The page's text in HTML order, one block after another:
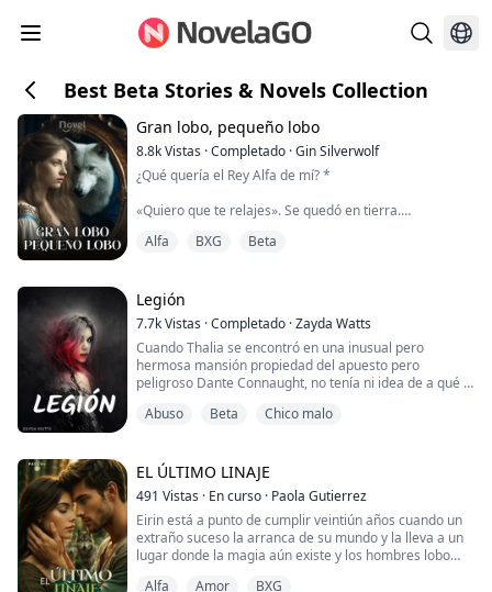
Best Beta Stories & Novels Collection
Gran lobo, pequeño lobo
8.8kVistas ·Completado ·Gin Silverwolf
¿Qué quería el Rey Alfa de mí? *
«Quiero que te relajes». Se quedó en tierra.
almohada para cubrirme. Sus ojos color avellana se
Su manada fue destruida.
Fue secuestrada.
Luego lo perdió todo.
Pero cuando Layla se despierta en una manada
extranjera sin recordar quién es ni cómo ...
Alfa BXG Beta
Legión
7.7kVistas ·Completado ·Zayda Watts
Cuando Thalia se encontró en una inusual pero
hermosa mansión propiedad del apuesto pero
peligroso Dante Connaught, no tenía ni idea de a qué la
de los mismos traficantes que la secuestraron, lo único
William Kade es la beta de los Hellhounds y exmilitares.
Guapo, inteligente pero dañado, lo último que espe...
Abuso Beta Chico malo
EL ÚLTIMO LINAJE
491 Vistas · En curso · Paola Gutierrez
Eirin está a punto de cumplir veintiún años cuando un
extraño suceso la arranca de su mundo y la lleva a un
lugar donde la magia aún existe y los hombres lobo
Alfa Amor BXG